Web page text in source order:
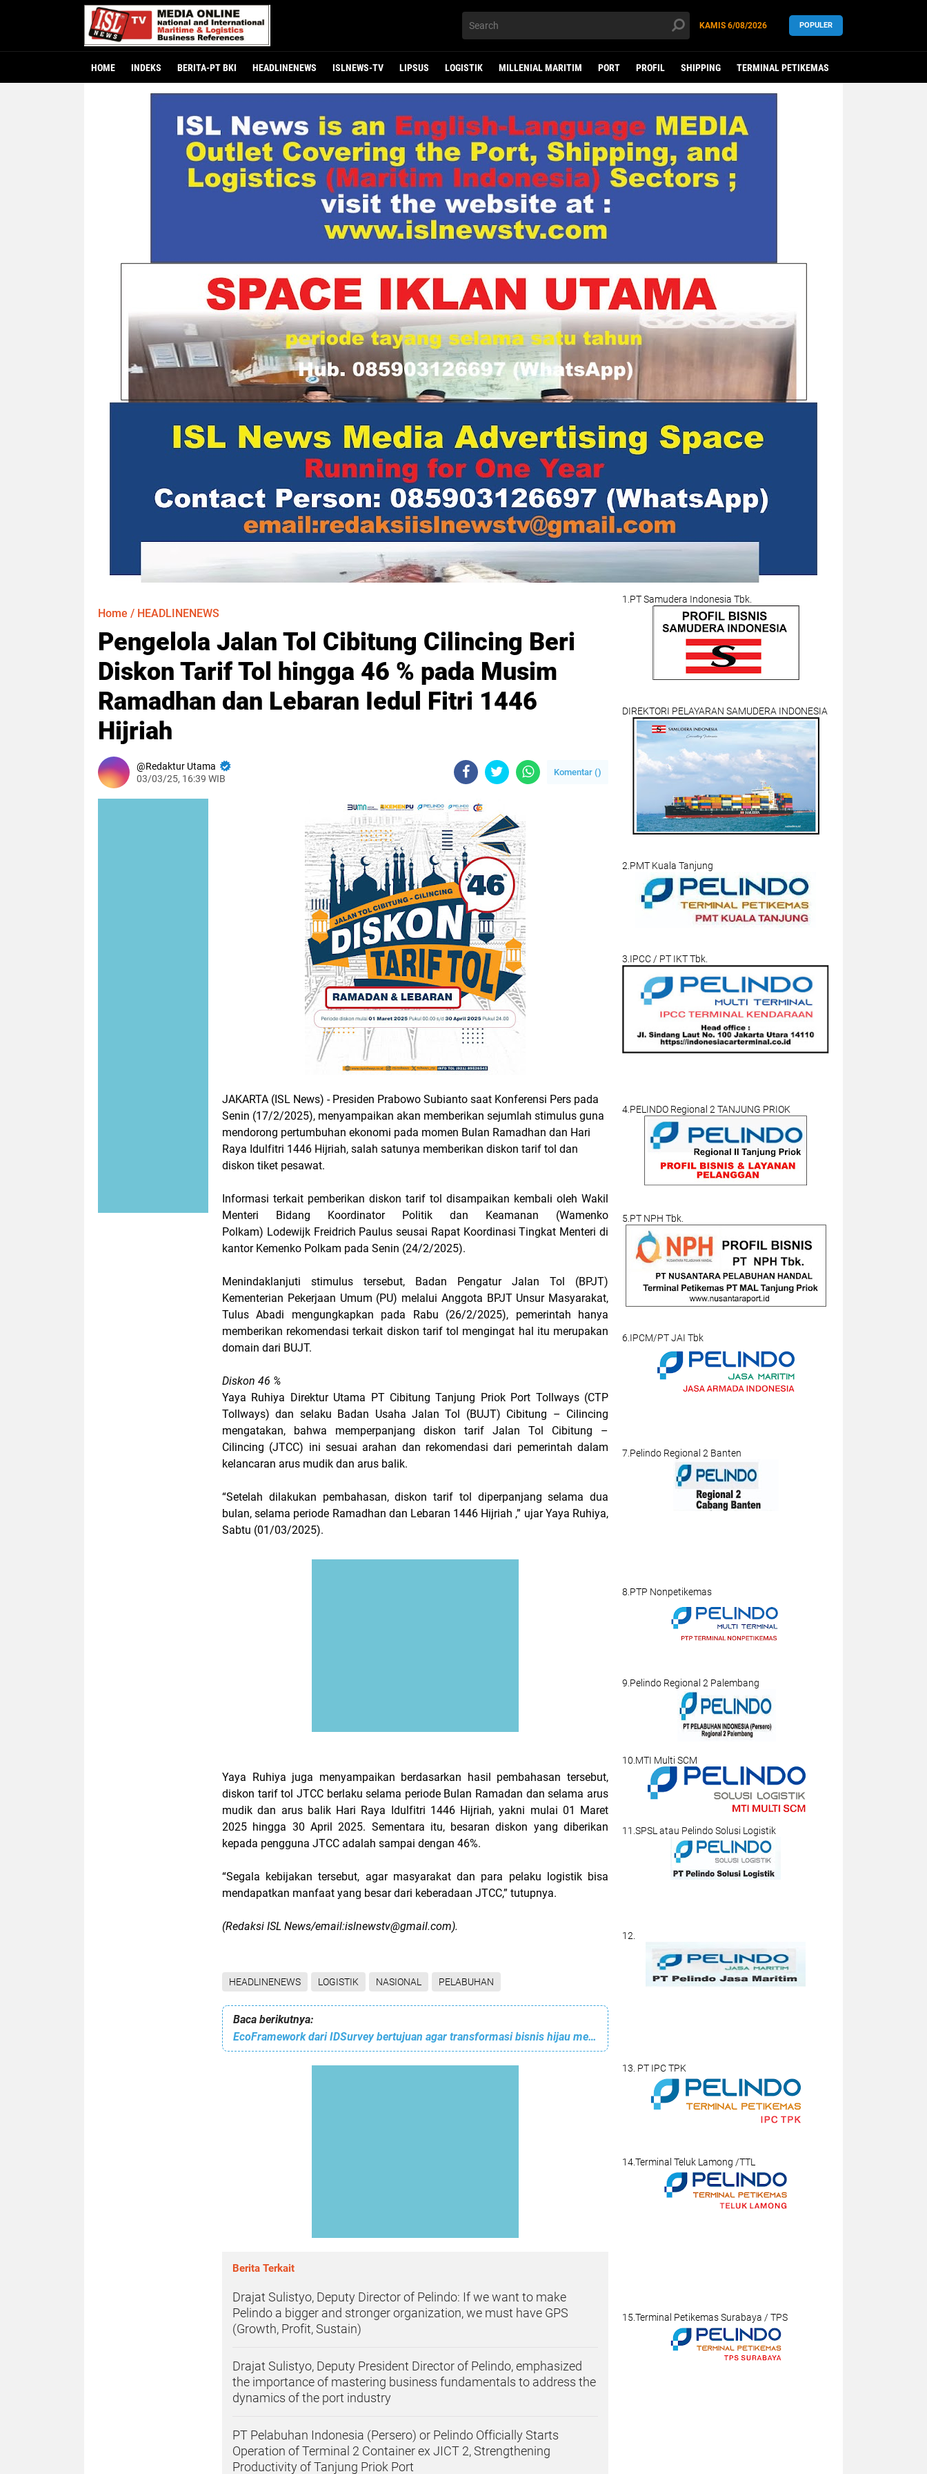
KAMIS 6/08/2026 POPULER
HOME INDEKS BERITA-PT BKI HEADLINENEWS ISLNEWS-TV LIPSUS LOGISTIK MILLENIAL MARITIM PORT PROFIL SHIPPING TERMINAL PETIKEMAS
Home / HEADLINENEWS
Pengelola Jalan Tol Cibitung Cilincing Beri
Diskon Tarif Tol hingga 46 % pada Musim
Ramadhan dan Lebaran Iedul Fitri 1446
Hijriah
Redaktur Utama
03/03/25, 16:39 WIB
Komentar ()
JAKARTA (ISL News) -Presiden Prabowo Subianto saat Konferensi Pers pada
Senin (17/2/2025), menyampaikan akan memberikan sejumlah stimulus guna
mendorong pertumbuhan ekonomi pada momen Bulan Ramadhan dan Hari
Raya Idulfitri 1446 Hijriah, salah satunya memberikan diskon tarif tol dan
diskon tiket pesawat.
Informasi terkait pemberikan diskon tarif tol disampaikan kembali oleh Wakil
Menteri Bidang Koordinator Politik dan Keamanan (Wamenko
Polkam) Lodewijk Freidrich Paulus seusai Rapat Koordinasi Tingkat Menteri di
kantor Kemenko Polkam pada Senin (24/2/2025).
Menindaklanjuti stimulus tersebut, Badan Pengatur Jalan Tol (BPJT)
Kementerian Pekerjaan Umum (PU) melalui Anggota BPJT Unsur Masyarakat,
Tulus Abadi mengungkapkan pada Rabu (26/2/2025), pemerintah hanya
memberikan rekomendasi terkait diskon tarif tol mengingat hal itu merupakan
domain dari BUJT.
Diskon 46 %
Yaya Ruhiya Direktur Utama PT Cibitung Tanjung Priok Port Tollways (CTP
Tollways) dan selaku Badan Usaha Jalan Tol (BUJT) Cibitung – Cilincing
mengatakan, bahwa memperpanjang diskon tarif Jalan Tol Cibitung –
Cilincing (JTCC) ini sesuai arahan dan rekomendasi dari pemerintah dalam
kelancaran arus mudik dan arus balik.
“Setelah dilakukan pembahasan, diskon tarif tol diperpanjang selama dua
bulan, selama periode Ramadhan dan Lebaran 1446 Hijriah ,” ujar Yaya Ruhiya,
Sabtu (01/03/2025).
Yaya Ruhiya juga menyampaikan berdasarkan hasil pembahasan tersebut,
diskon tarif tol JTCC berlaku selama periode Bulan Ramadan dan selama arus
mudik dan arus balik Hari Raya Idulfitri 1446 Hijriah, yakni mulai 01 Maret
2025 hingga 30 April 2025. Sementara itu, besaran diskon yang diberikan
kepada pengguna JTCC adalah sampai dengan 46%.
“Segala kebijakan tersebut, agar masyarakat dan para pelaku logistik bisa
mendapatkan manfaat yang besar dari keberadaan JTCC,” tutupnya.
(Redaksi ISL News/email:islnewstv@gmail.com).
HEADLINENEWS LOGISTIK NASIONAL PELABUHAN
Baca berikutnya:
EcoFramework dari IDSurvey bertujuan agar transformasi bisnis hijau menjadi lebih terstruktur, terukur, dan berdampak nyata
Berita Terkait
Drajat Sulistyo, Deputy Director of Pelindo: If we want to make
Pelindo a bigger and stronger organization, we must have GPS
(Growth, Profit, Sustain)
Drajat Sulistyo, Deputy President Director of Pelindo, emphasized
the importance of mastering business fundamentals to address the
dynamics of the port industry
PT Pelabuhan Indonesia (Persero) or Pelindo Officially Starts
Operation of Terminal 2 Container ex JICT 2, Strengthening
Productivity of Tanjung Priok Port
1.PT Samudera Indonesia Tbk.
DIREKTORI PELAYARAN SAMUDERA INDONESIA
2.PMT Kuala Tanjung
3.IPCC / PT IKT Tbk.
4.PELINDO Regional 2 TANJUNG PRIOK
5.PT NPH Tbk.
6.IPCM/PT JAI Tbk
7.Pelindo Regional 2 Banten
8.PTP Nonpetikemas
9.Pelindo Regional 2 Palembang
10.MTI Multi SCM
11.SPSL atau Pelindo Solusi Logistik
12.
13. PT IPC TPK
14.Terminal Teluk Lamong /TTL
15.Terminal Petikemas Surabaya / TPS